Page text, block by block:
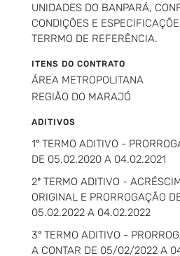
UNIDADES DO BANPARÁ,
CONDIÇÕES E
TERRMO DE REFERÊNCIA.
ITENS DO CONTRATO
ÁREA METROPOLITANA
REGIÃO DO MARAJÓ
ADITIVOS
1º TERMO ADITIVO -
DE 05.02.2020 A 04.02.2021
2º TERMO ADITIVO -
ORIGINAL E PRORROGAÇÃO
05.02.2022 A 04.02.2022
3º TERMO ADITIVO -
A CONTAR DE 05/02/2022 A